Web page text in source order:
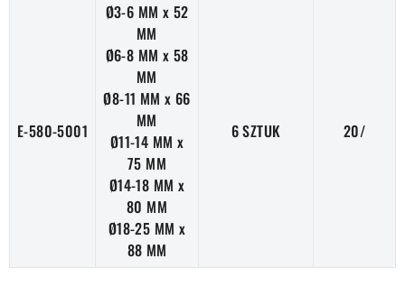
E-580-5001
Ø3-6 MM x 52
MM
Ø6-8 MM x 58
MM
Ø8-11 MM x 66
MM
Ø11-14 MM x
75 MM
Ø14-18 MM x
80 MM
Ø18-25 MM x
88 MM
6 SZTUK 20/